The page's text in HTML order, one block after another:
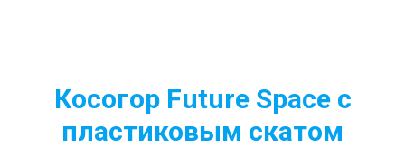
Косогор Future Space с
пластиковым скатом